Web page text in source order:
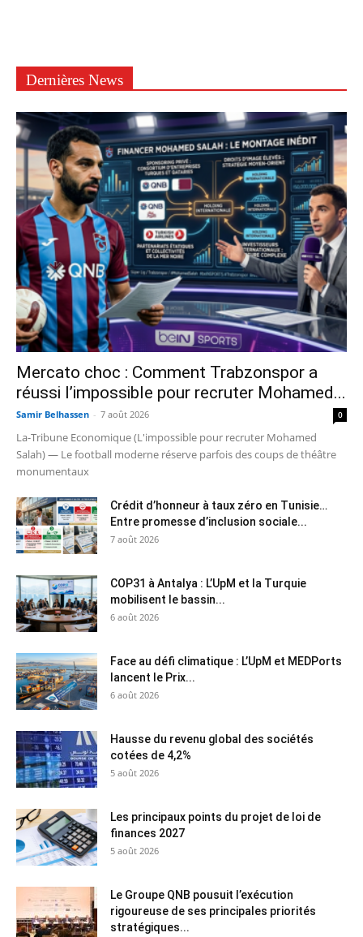
Dernières News
Mercato choc : Comment Trabzonspor a
réussi l’impossible pour recruter Mohamed...
Samir Belhassen - 7 août 2026 0
La-Tribune Economique (L'impossible pour recruter Mohamed
Salah) — Le football moderne réserve parfois des coups de théâtre
monumentaux
Crédit d’honneur à taux zéro en Tunisie…
Entre promesse d’inclusion sociale...
7 août 2026
COP31 à Antalya : L’UpM et la Turquie
mobilisent le bassin...
6 août 2026
Face au défi climatique : L’UpM et MEDPorts
lancent le Prix...
6 août 2026
Hausse du revenu global des sociétés
cotées de 4,2%
5 août 2026
Les principaux points du projet de loi de
finances 2027
5 août 2026
Le Groupe QNB pousuit l’exécution
rigoureuse de ses principales priorités
stratégiques...